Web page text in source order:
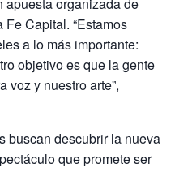
Capital. “Estamos
a lo más importante:
objetivo es que la gente
voz y nuestro arte”,
buscan descubrir la nueva
que promete ser